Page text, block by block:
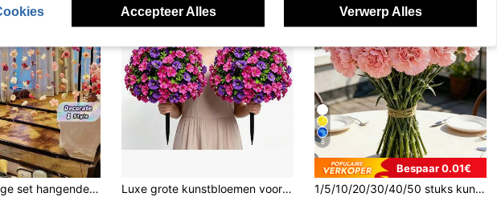
zelf bloemengordijnmateriaal, kunstbloemenhangers, zwevende bloemenachtergrond voor aan de muur, fotografieontwerp, thema bruiloften, verjaardagen, kamerdecoratie Luxe grote kunstbloemen voor buiten, meerkleurig Plectranthus bodembedekker bloemstuk, bodembedekker boombloemen met steunframe, UV-bestendig kunstmatig gemengd struik bloemstuk, geschikt voor binnen- en buitendecoratie in de zomer en herfst: huisdecoratie, hotel, tuin, bruiloft, vakantiescènes, tuinversiering
6
Bespaar 0.01€
1/5/10/20/30/40/50 stuks kunstmatige anjersbloemen, kunstplanten, zijden anjersbloemen voor Moederdag, Valentijnsdag, bruiloft tafelstukken, bruidsshower, feesttafel, thuis, verjaardagsdecoratie, kunstmatige anjers kunstbloemstelen, zijden nepbloemen, begrafenisarrangementen, bruidsboeketten, kerkhofkransen, DIY-knutselen
Accepteer Alles Verwerp Alles